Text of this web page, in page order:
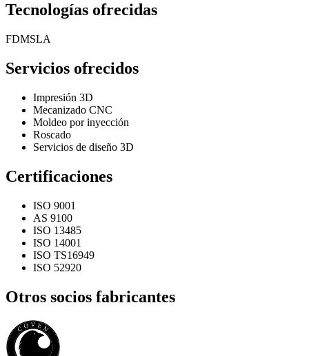
Tecnologías ofrecidas
FDMSLA
Servicios ofrecidos
Impresión 3D
Mecanizado CNC
Moldeo por inyección
Roscado
Servicios de diseño 3D
Certificaciones
ISO 9001
AS 9100
ISO 13485
ISO 14001
ISO TS16949
ISO 52920
Otros socios fabricantes